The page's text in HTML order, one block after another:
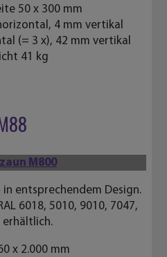
50 x 300 mm
4 mm vertikal
(= 3 x), 42 mm vertikal
41 kg
in entsprechendem Design.
6018, 5010, 9010, 7047,
erhältlich.
x 2.000 mm